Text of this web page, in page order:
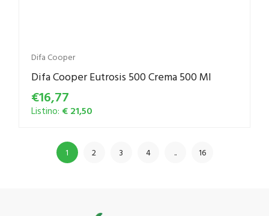
Difa Cooper
Difa Cooper Eutrosis 500 Crema 500 Ml
€16,77
Listino: € 21,50
1 2 3 4 .. 16